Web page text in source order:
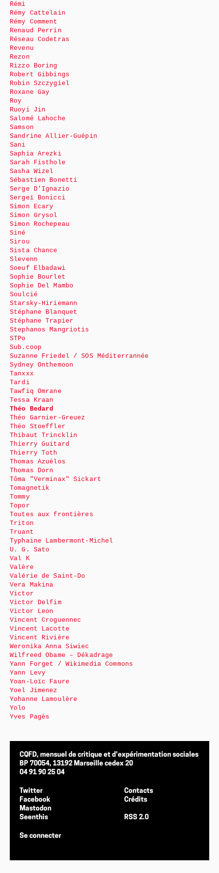
Rémi
Rémy Cattelain
Rémy Comment
Renaud Perrin
Réseau Codetras
Revenu
Rezon
Rizzo Boring
Robert Gibbings
Robin Szczygiel
Roxane Gay
Roy
Ruoyi Jin
Salomé Lahoche
Samson
Sandrine Allier-Guépin
Sani
Saphia Arezki
Sarah Fisthole
Sasha Wizel
Sébastien Bonetti
Serge D’Ignazio
Sergeï Bonicci
Simon Ecary
Simon Grysol
Simon Rochepeau
Siné
Sirou
Sista Chance
Slevenn
Soeuf Elbadawi
Sophie Bourlet
Sophie Del Mambo
Soulcié
Starsky-Hiriemann
Stéphane Blanquet
Stéphane Trapier
Stephanos Mangriotis
STPo
Sub.coop
Suzanne Friedel / SOS Méditerrannée
Sydney Onthemoon
Tanxxx
Tardi
Tawfiq Omrane
Tessa Kraan
Théo Bedard
Théo Garnier-Greuez
Théo Stoeffler
Thibaut Trincklin
Thierry Guitard
Thierry Toth
Thomas Azuélos
Thomas Dorn
Tôma "Verminax" Sickart
Tomagnetik
Tommy
Topor
Toutes aux frontières
Triton
Truant
Typhaine Lambermont-Michel
U. G. Sato
Val K
Valère
Valérie de Saint-Do
Vera Makina
Victor
Victor Delfim
Victor Leon
Vincent Croguennec
Vincent Lacotte
Vincent Rivière
Weronika Anna Siwiec
Wilfreed Obame – Dékadrage
Yann Forget / Wikimedia Commons
Yann Levy
Yoan-Loïc Faure
Yoel Jimenez
Yohanne Lamoulère
Yolo
Yves Pagès
CQFD, mensuel de critique et d’expérimentation sociales
BP 70054, 13192 Marseille cedex 20
04 91 90 25 04
Twitter
Facebook
Mastodon
Seenthis
Contacts
Crédits
RSS 2.0
Se connecter